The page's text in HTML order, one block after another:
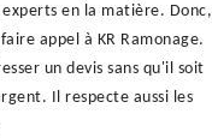
en la matière. Donc,
appel à KR Ramonage.
un devis sans qu'il soit
Il respecte aussi les